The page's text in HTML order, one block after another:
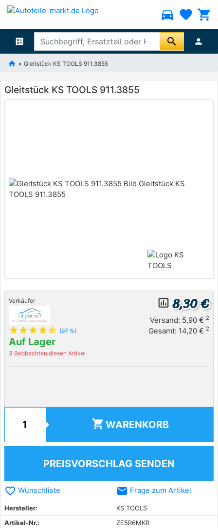
directions_car favorite shopping_cart
ballot search person
Gleitstück KS TOOLS 911.3855
Gleitstück KS TOOLS 911.3855
Verkäufer
star star star star star_half (97 %)
Auf Lager
3 Beobachten diesen Artikel
insert_chart_outlined 8,30 €
Versand: 5,90 € 2
Gesamt: 14,20 € 2
shopping_cart WARENKORB
PREISVORSCHLAG SENDEN
favorite_border Wunschliste email Frage zum Artikel
Hersteller:
KS TOOLS
Artikel-Nr.:
ZE5R6MKR